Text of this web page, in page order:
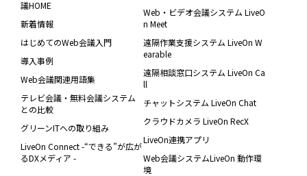
議HOME
新着情報
はじめてのWeb会議入門
導入事例
Web会議関連用語集
テレビ会議・無料会議システム
との比較
グリーンITへの取り組み
LiveOn Connect -“できる”が広が
るDXメディア -
Web・ビデオ会議システム LiveO
n Meet
遠隔作業支援システム LiveOn W
earable
遠隔相談窓口システム LiveOn Ca
ll
チャットシステム LiveOn Chat
クラウドカメラ LiveOn RecX
LiveOn連携アプリ
Web会議システムLiveOn 動作環
境